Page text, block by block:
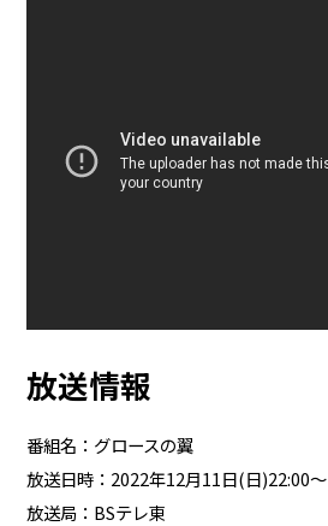
放送情報
番組名：グロースの翼
放送日時：2022年12月11日(日)22:00～
放送局：BSテレ東